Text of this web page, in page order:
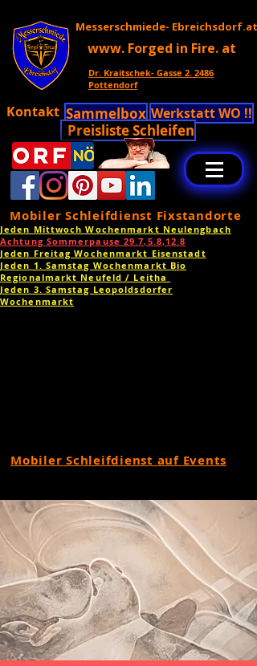
Messerschmiede- Ebreichsdorf.at
www. Forged in Fire. at
Dr. Kraitschek- Gasse 2. 2486
Pottendorf
Kontakt Sammelbox Werkstatt WO !!
Preisliste Schleifen
Mobiler Schleifdienst Fixstandorte
Jeden Mittwoch Wochenmarkt Neulengbach
Achtung Sommerpause 29.7,5.8,12.8
Jeden Freitag Wochenmarkt Eisenstadt
Jeden 1. Samstag Wochenmarkt Bio
Regionalmarkt Neufeld / Leitha
Jeden 3. Samstag Leopoldsdorfer
Wochenmarkt
Mobiler Schleifdienst auf Events